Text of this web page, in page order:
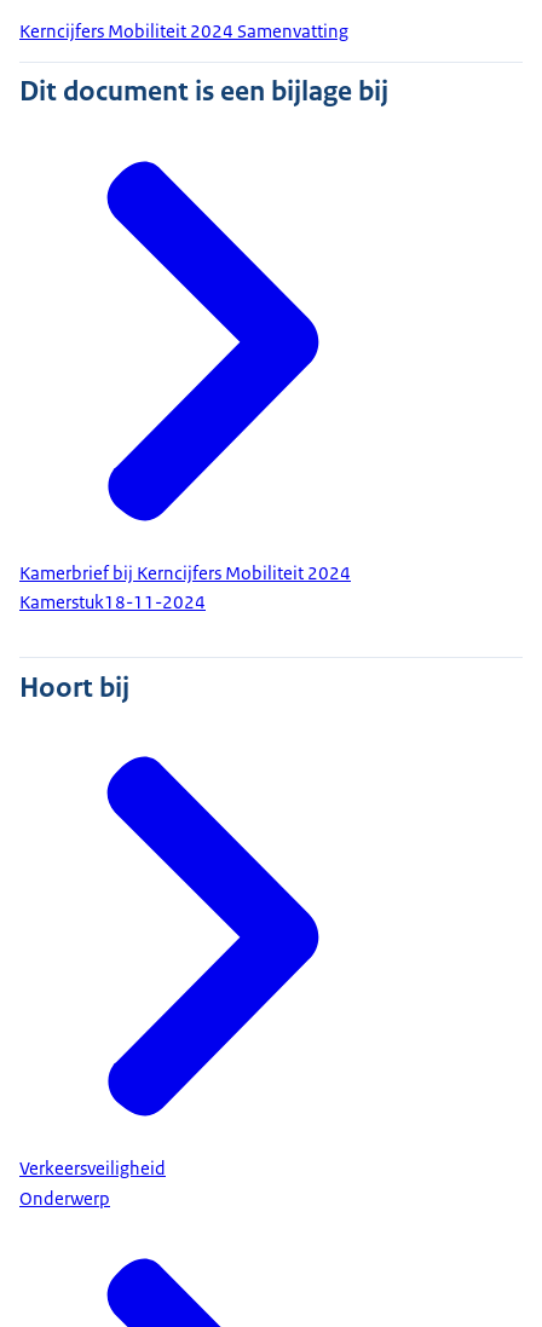
Kerncijfers Mobiliteit 2024 Samenvatting
Dit document is een bijlage bij
Kamerbrief bij Kerncijfers Mobiliteit 2024
Kamerstuk18-11-2024
Hoort bij
Verkeersveiligheid
Onderwerp